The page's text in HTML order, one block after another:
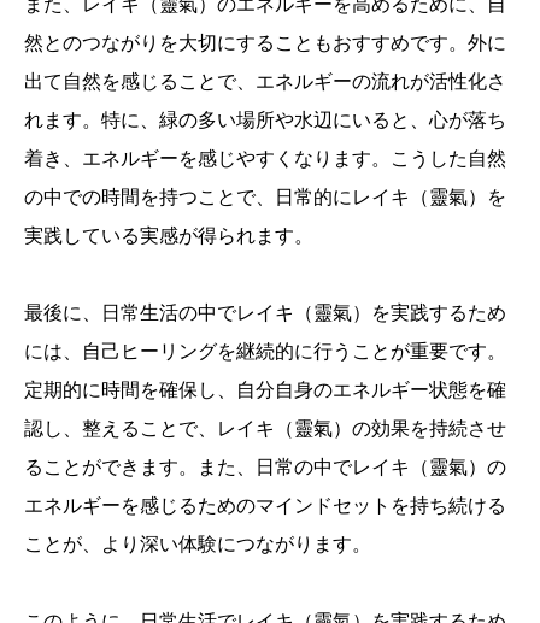
また、レイキ（靈氣）のエネルギーを高めるために、自
然とのつながりを大切にすることもおすすめです。外に
出て自然を感じることで、エネルギーの流れが活性化さ
れます。特に、緑の多い場所や水辺にいると、心が落ち
着き、エネルギーを感じやすくなります。こうした自然
の中での時間を持つことで、日常的にレイキ（靈氣）を
実践している実感が得られます。
最後に、日常生活の中でレイキ（靈氣）を実践するため
には、自己ヒーリングを継続的に行うことが重要です。
定期的に時間を確保し、自分自身のエネルギー状態を確
認し、整えることで、レイキ（靈氣）の効果を持続させ
ることができます。また、日常の中でレイキ（靈氣）の
エネルギーを感じるためのマインドセットを持ち続ける
ことが、より深い体験につながります。